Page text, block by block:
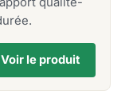
Voir le produit